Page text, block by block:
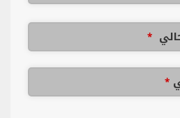
*
*